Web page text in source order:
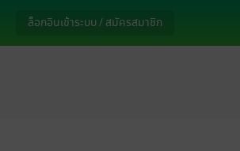
ล็อกอินเข้าระบบ / สมัครสมาชิก